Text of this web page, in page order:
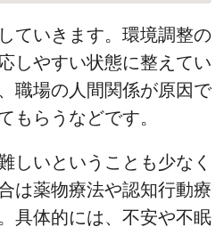
ていきます。環境調整の
しやすい状態に整えてい
職場の人間関係が原因で
もらうなどです。
しいということも少なく
は薬物療法や認知行動療
具体的には、不安や不眠